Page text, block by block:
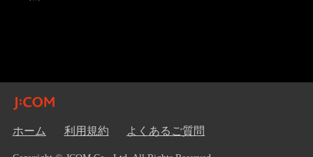
ホーム 利用規約 よくあるご質問